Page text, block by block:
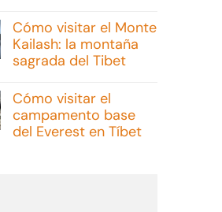
hay
comentarios
en
Excursiones
en
y
opciones
Cómo visitar el Monte
Kailash: la montaña
sagrada del Tibet
hay
comentarios
en
Cómo
visitar
Cómo visitar el
campamento base
del Everest en Tíbet